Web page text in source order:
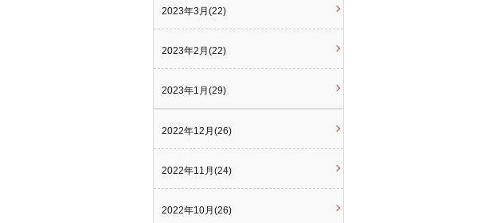
2023年3月(22)
2023年2月(22)
2023年1月(29)
2022年12月(26)
2022年11月(24)
2022年10月(26)